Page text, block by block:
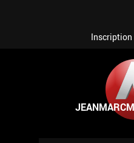
Inscription